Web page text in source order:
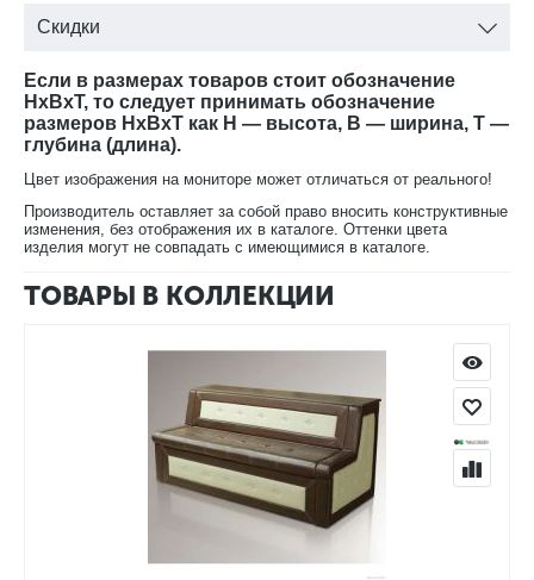
Скидки
Если в размерах товаров стоит обозначение
HxBxT, то следует принимать обозначение
размеров HxBxT как H — высота, B — ширина, T —
глубина (длина).
Цвет изображения на мониторе может отличаться от реального!
Производитель оставляет за собой право вносить конструктивные
изменения, без отображения их в каталоге. Оттенки цвета
изделия могут не совпадать с имеющимися в каталоге.
ТОВАРЫ В КОЛЛЕКЦИИ